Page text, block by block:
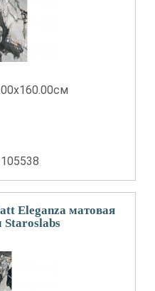
Eleganza матовая
Staroslabs